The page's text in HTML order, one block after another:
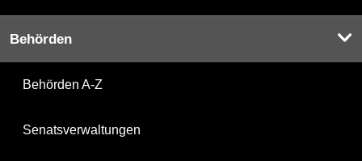
Behörden
Behörden A-Z
Senatsverwaltungen